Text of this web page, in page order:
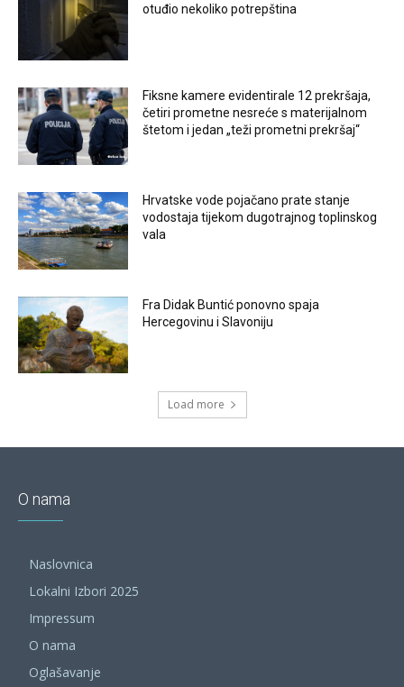
otuđio nekoliko potrepština
Fiksne kamere evidentirale 12 prekršaja,
četiri prometne nesreće s materijalnom
štetom i jedan „teži prometni prekršaj“
Hrvatske vode pojačano prate stanje
vodostaja tijekom dugotrajnog toplinskog
vala
Fra Didak Buntić ponovno spaja
Hercegovinu i Slavoniju
Load more
O nama
Naslovnica
Lokalni Izbori 2025
Impressum
O nama
Oglašavanje